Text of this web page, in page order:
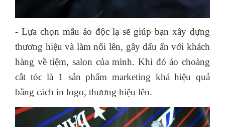
- Lựa chọn mẫu áo độc lạ sẽ giúp bạn xây dựng
thương hiệu và làm nổi lên, gây dấu ấn với khách
hàng về tiệm, salon của mình. Khi đó áo choàng
cắt tóc là 1 sản phẩm marketing khá hiệu quả
bằng cách in logo, thương hiệu lên.